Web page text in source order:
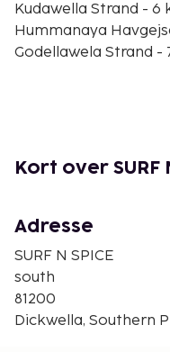
Kudawella Strand - 6
Hummanaya
Godellawela Strand -
Gandara Strand -
Gratis selvstændig
stedet. Fra en
skønne udsigt, eller
rekreative tilbud,
måltid på
Kort over SURF
Adresse
SURF N SPICE
south
81200
Dickwella, Southern